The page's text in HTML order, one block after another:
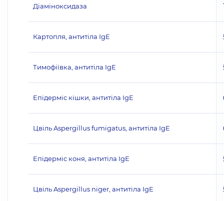
Діаміноксидаза
Картопля, антитіла IgE
Тимофіївка, антитіла IgE
Епідерміс кішки, антитіла IgE
Цвіль Aspergillus fumigatus, антитіла IgE
Епідерміс коня, антитіла IgE
Цвіль Aspergillus niger, антитіла IgE